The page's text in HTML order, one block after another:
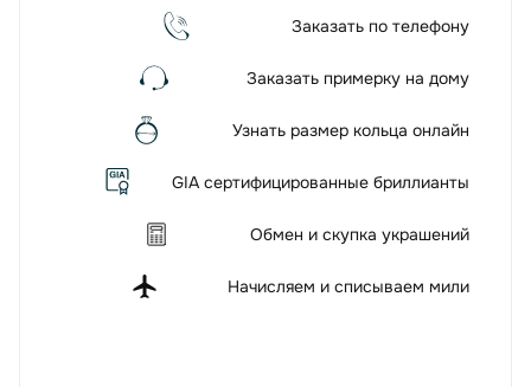
Заказать по телефону
Заказать примерку на дому
Узнать размер кольца онлайн
GIA сертифицированные бриллианты
Обмен и скупка украшений
Начисляем и списываем мили